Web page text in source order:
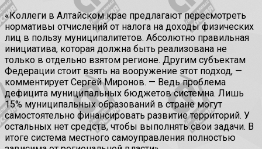
«Коллеги в Алтайском крае предлагают пересмотреть
нормативы отчислений от налога на доходы физических
лиц в пользу муниципалитетов. Абсолютно правильная
инициатива, которая должна быть реализована не
только в отдельно взятом регионе. Другим субъектам
Федерации стоит взять на вооружение этот подход, —
комментирует Сергей Миронов. — Ведь проблема
дефицита муниципальных бюджетов системна. Лишь
15% муниципальных образований в стране могут
самостоятельно финансировать развитие территорий. У
остальных нет средств, чтобы выполнять свои задачи. В
итоге система местного самоуправления полностью